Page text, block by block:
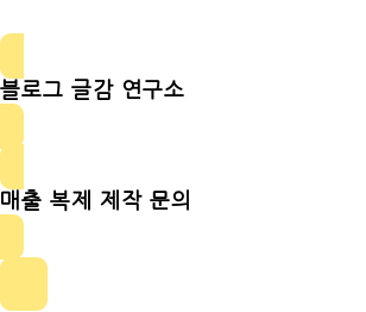
블로그 글감 연구소
매출 복제 제작 문의